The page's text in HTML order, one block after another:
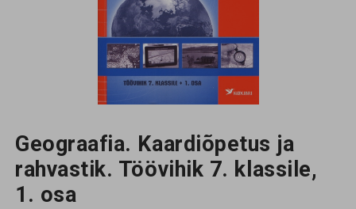
Geograafia. Kaardiõpetus ja
rahvastik. Töövihik 7. klassile,
1. osa